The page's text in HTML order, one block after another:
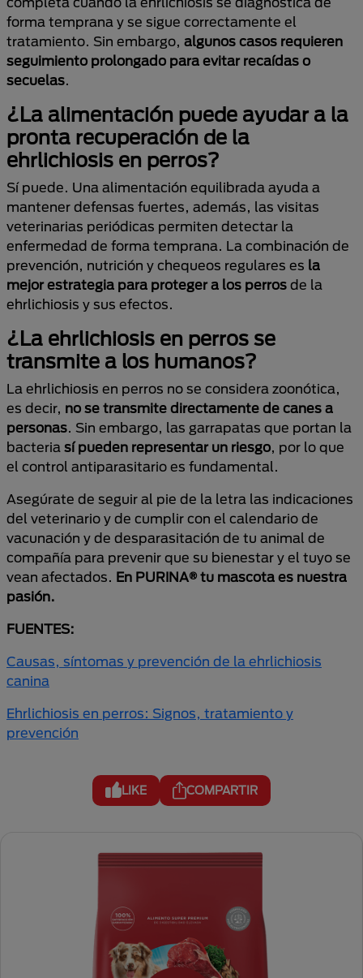
forma temprana y se sigue correctamente el
tratamiento. Sin embargo, algunos casos requieren
seguimiento prolongado para evitar recaídas o
secuelas.
¿La alimentación puede ayudar a la
pronta recuperación de la
ehrlichiosis en perros?
Sí puede. Una alimentación equilibrada ayuda a
mantener defensas fuertes, además, las visitas
veterinarias periódicas permiten detectar la
enfermedad de forma temprana. La combinación de
prevención, nutrición y chequeos regulares es la
mejor estrategia para proteger a los perros de la
ehrlichiosis y sus efectos.
¿La ehrlichiosis en perros se
transmite a los humanos?
La ehrlichiosis en perros no se considera zoonótica,
es decir, no se transmite directamente de canes a
personas. Sin embargo, las garrapatas que portan la
bacteria sí pueden representar un riesgo, por lo que
el control antiparasitario es fundamental.
Asegúrate de seguir al pie de la letra las indicaciones
del veterinario y de cumplir con el calendario de
vacunación y de desparasitación de tu animal de
compañía para prevenir que su bienestar y el tuyo se
vean afectados. En PURINA® tu mascota es nuestra
pasión.
FUENTES:
Causas, síntomas y prevención de la ehrlichiosis
canina
Ehrlichiosis en perros: Signos, tratamiento y
prevención
LIKE COMPARTIR